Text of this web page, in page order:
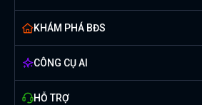
KHÁM PHÁ BĐS
CÔNG CỤ AI
HỖ TRỢ